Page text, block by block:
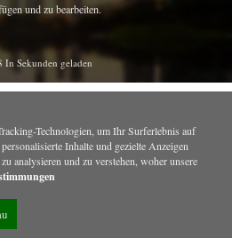
und zu bearbeiten.
In Sekunden geladen
Technologien, um Ihr Surferlebnis auf
Inhalte und gezielte Anzeigen
analysieren und zu verstehen, woher unsere